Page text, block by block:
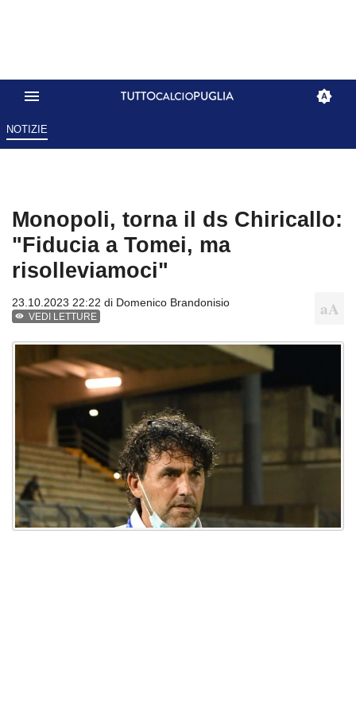
NOTIZIE
Monopoli, torna il ds Chiricallo:
"Fiducia a Tomei, ma
risolleviamoci"
23.10.2023 22:22 di Domenico Brandonisio
VEDI LETTURE